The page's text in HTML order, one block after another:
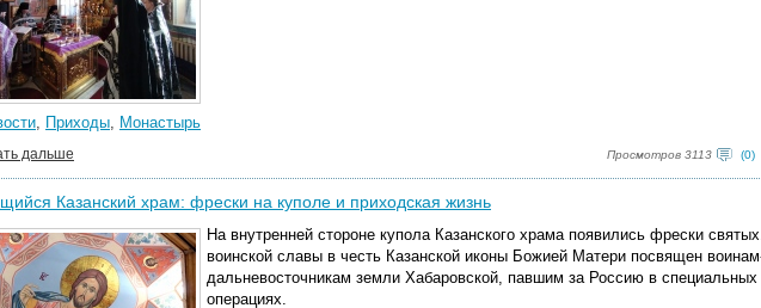
, Приходы, Монастырь
Просмотров 3113 (0)
дальше
Казанский храм: фрески на куполе и приходская жизнь
На внутренней стороне купола Казанского храма появились фрески
воинской славы в честь Казанской иконы Божией Матери посвящен
дальневосточникам земли Хабаровской, павшим за Россию в
операциях.